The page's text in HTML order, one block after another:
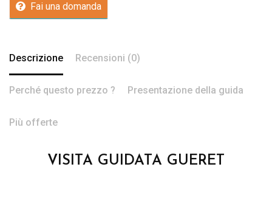
Fai una domanda
Descrizione Recensioni (0)
Perché questo prezzo ? Presentazione della guida
Più offerte
VISITA GUIDATA GUERET